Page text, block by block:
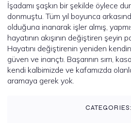
İşadamı şaşkın bir şekilde öylece
donmuştu. Tüm yıl boyunca
olduğuna inanarak işler almış,
hayatının akışının değiştiren şeyin
Hayatını değiştirenin yeniden
güven ve inançtı. Başarının sırrı,
kendi kalbimizde ve kafamızda
aramaya gerek yok.
CATEGORIES: